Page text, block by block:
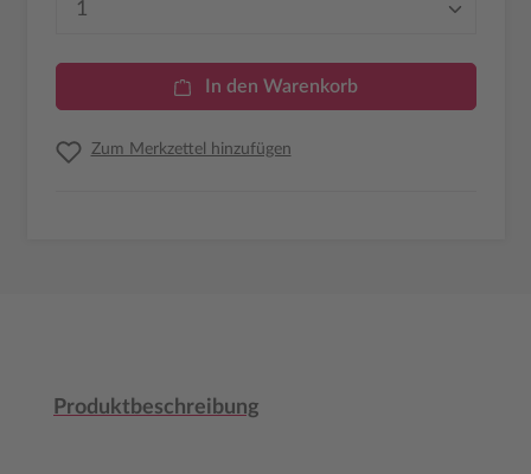
In den Warenkorb
Zum Merkzettel hinzufügen
Produktbeschreibung